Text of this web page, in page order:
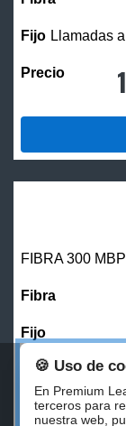
Llamadas
FIBRA 300
🍪 Uso de
En Premium
terceros para
nuestra web,